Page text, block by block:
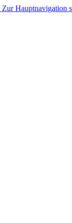
Zur Hauptnavigation